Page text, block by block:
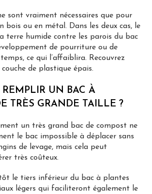
sont vraiment nécessaires que pour
bois ou en métal. Dans les deux cas, le
terre humide contre les parois du bac
de pourriture ou de
ce qui l’affaiblira. Recouvrez
couche de plastique épais.
UN BAC À
TRÈS GRANDE TAILLE ?
un très grand bac de compost ne
le bac impossible à déplacer sans
de levage, mais cela peut
très coûteux.
le tiers inférieur du bac à plantes
légers qui faciliteront également le